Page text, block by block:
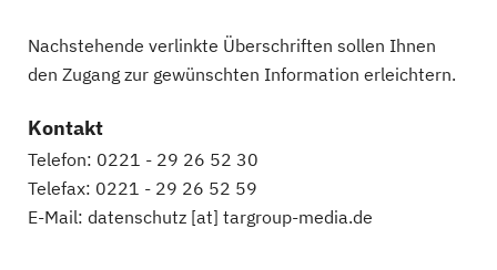
Nachstehende verlinkte Überschriften sollen Ihnen
den Zugang zur gewünschten Information erleichtern.
Kontakt
Telefon: 0221 - 29 26 52 30
Telefax: 0221 - 29 26 52 59
E-Mail: datenschutz [at] targroup-media.de